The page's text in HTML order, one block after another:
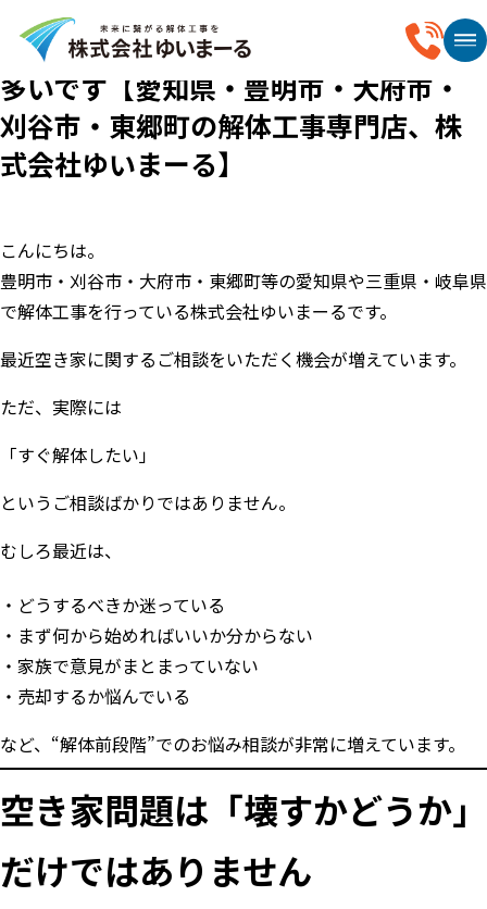
2026.05.23
空き家の相談、実は“解体以外”の話も
多いです【愛知県・豊明市・大府市・
刈谷市・東郷町の解体工事専門店、株
式会社ゆいまーる】
こんにちは。
豊明市・刈谷市・大府市・東郷町等の愛知県や三重県・岐阜県
で解体工事を行っている株式会社ゆいまーるです。
最近空き家に関するご相談をいただく機会が増えています。
ただ、実際には
「すぐ解体したい」
というご相談ばかりではありません。
むしろ最近は、
どうするべきか迷っている
まず何から始めればいいか分からない
家族で意見がまとまっていない
売却するか悩んでいる
など、“解体前段階”でのお悩み相談が非常に増えています。
空き家問題は「壊すかどうか」
だけではありません